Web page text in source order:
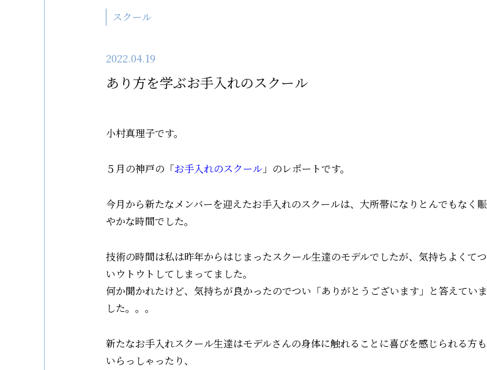
スクール
2022.04.19
あり方を学ぶお手入れのスクール
小村真理子です。
５月の神戸の「お手入れのスクール 」のレポートです。
今月から新たなメンバーを迎えたお手入れのスクールは、大所帯になりとんでもなく賑
やかな時間でした。
技術の時間は私は昨年からはじまったスクール生達のモデルでしたが、気持ちよくてつ
いウトウトしてしまってました。
何か聞かれたけど、気持ちが良かったのでつい「ありがとうございます」と答えていま
した。。。
新たなお手入れスクール生達はモデルさんの身体に触れることに喜びを感じられる方も
いらっしゃったり、